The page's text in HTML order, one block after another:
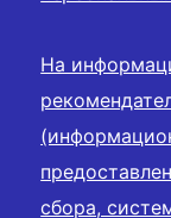
На
сбора,